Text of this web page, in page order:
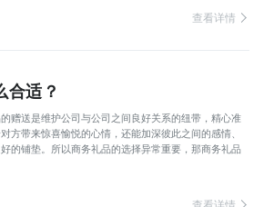
查看详情
合适？
赠送是维护公司与公司之间良好关系的纽带，精心准
方带来惊喜愉悦的心情，还能加深彼此之间的感情、
的铺垫。所以商务礼品的选择异常重要，那商务礼品